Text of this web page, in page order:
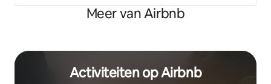
Meer van Airbnb
Activiteiten op Airbnb